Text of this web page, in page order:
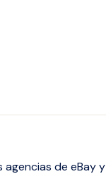
agencias de eBay y